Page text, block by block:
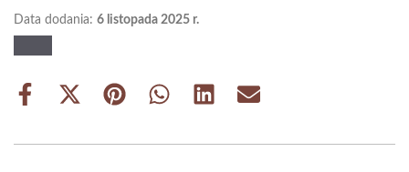
Data dodania: 6 listopada 2025 r.
Share
Share
(Twitter)
Share Share Share Share